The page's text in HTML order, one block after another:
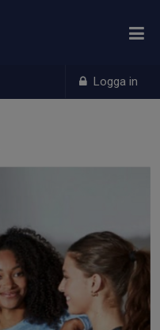
Logga in